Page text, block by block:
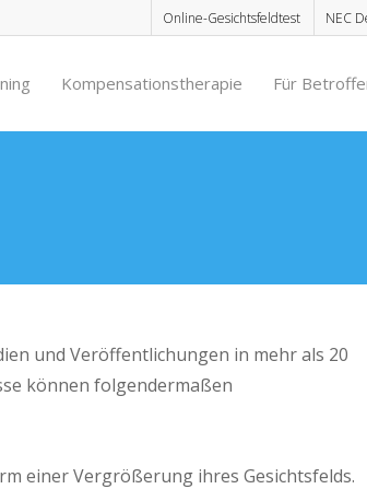
Online-Gesichtsfeldtest NEC
Kompensationstherapie Für
und Veröffentlichungen in mehr als 20
können folgendermaßen
einer Vergrößerung ihres Gesichtsfelds.